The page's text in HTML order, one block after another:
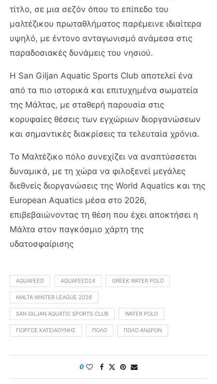
τίτλο, σε μια σεζόν όπου το επίπεδο του
μαλτέζικου πρωταθλήματος παρέμεινε ιδιαίτερα
υψηλό, με έντονο ανταγωνισμό ανάμεσα στις
παραδοσιακές δυνάμεις του νησιού.
Η San Giljan Aquatic Sports Club αποτελεί ένα
από τα πιο ιστορικά και επιτυχημένα σωματεία
της Μάλτας, με σταθερή παρουσία στις
κορυφαίες θέσεις των εγχώριων διοργανώσεων
και σημαντικές διακρίσεις τα τελευταία χρόνια.
Το Μαλτέζικο πόλο συνεχίζει να αναπτύσσεται
δυναμικά, με τη χώρα να φιλοξενεί μεγάλες
διεθνείς διοργανώσεις της World Aquatics και της
European Aquatics μέσα στο 2026,
επιβεβαιώνοντας τη θέση που έχει αποκτήσει η
Μάλτα στον παγκόσμιο χάρτη της
υδατοσφαίρισης
AQUAFEED AQUAFEED24 GREEK WATER POLO
MALTA WINTER LEAGUE 2026
SAN GILJAN AQUATIC SPORTS CLUB WATER POLO
ΓΙΏΡΓΟΣ ΚΑΤΣΙΑΟΎΝΗΣ ΠΌΛΟ ΠΌΛΟ ΑΝΔΡΏΝ
0